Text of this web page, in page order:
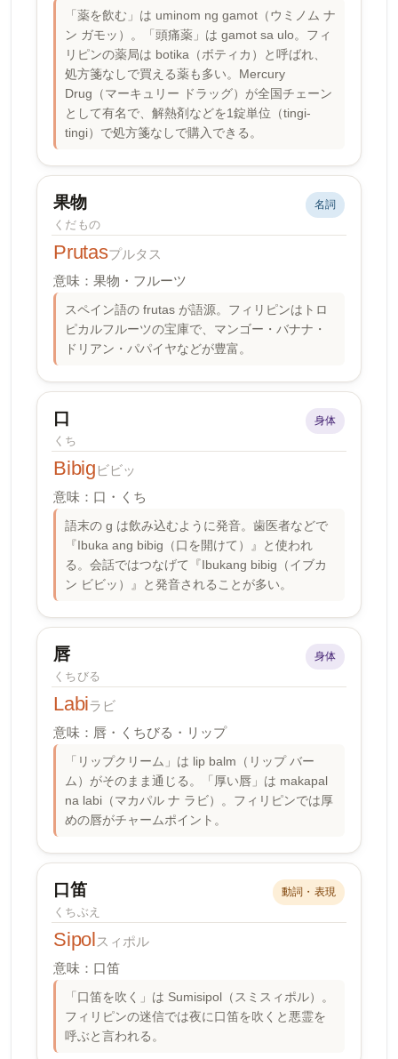
「薬を飲む」は uminom ng gamot（ウミノム ナ
ン ガモッ）。「頭痛薬」は gamot sa ulo。フィ
リピンの薬局は botika（ボティカ）と呼ばれ、
処方箋なしで買える薬も多い。Mercury
Drug（マーキュリー ドラッグ）が全国チェーン
として有名で、解熱剤などを1錠単位（tingi-
tingi）で処方箋なしで購入できる。
果物
くだもの
名詞
Prutasプルタス
意味：果物・フルーツ
スペイン語の frutas が語源。フィリピンはトロ
ピカルフルーツの宝庫で、マンゴー・バナナ・
ドリアン・パパイヤなどが豊富。
口
くち
身体
Bibig ビビッ
意味：口・くち
語末の g は飲み込むように発音。歯医者などで
『Ibuka ang bibig（口を開けて）』と使われ
る。会話ではつなげて『Ibukang bibig（イブカ
ン ビビッ）』と発音されることが多い。
唇
くちびる
身体
Labiラビ
意味：唇・くちびる・リップ
「リップクリーム」は lip balm（リップ バー
ム）がそのまま通じる。「厚い唇」は makapal
na labi（マカパル ナ ラビ）。フィリピンでは厚
めの唇がチャームポイント。
口笛
くちぶえ
動詞・表現
Sipolスィポル
意味：口笛
「口笛を吹く」は Sumisipol（スミスィポル）。
フィリピンの迷信では夜に口笛を吹くと悪霊を
呼ぶと言われる。